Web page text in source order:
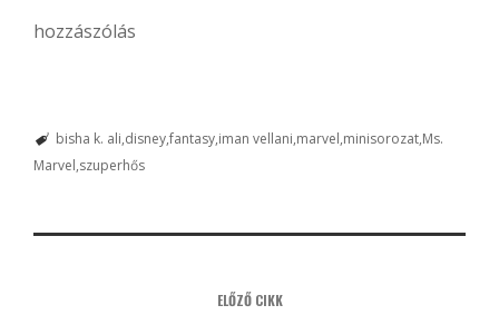
hozzászólás
bisha k. ali disneyfantasy iman vellani marvel minisorozat Ms.
Marvel szuperhős
ELŐZŐ CIKK